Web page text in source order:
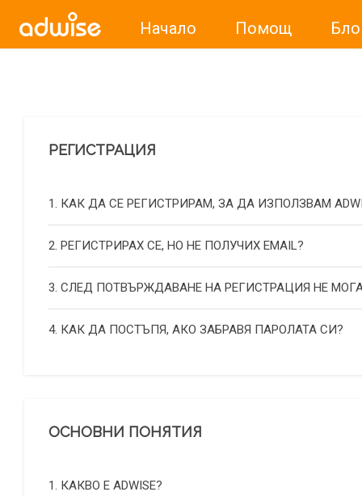
Начало Помощ
РЕГИСТРАЦИЯ
1. КАК ДА СЕ РЕГИСТРИРАМ, ЗА ДА ИЗПОЛЗВАМ
2. РЕГИСТРИРАХ СЕ, НО НЕ ПОЛУЧИХ EMAIL?
3. СЛЕД ПОТВЪРЖДАВАНЕ НА РЕГИСТРАЦИЯ НЕ
4. КАК ДА ПОСТЪПЯ, АКО ЗАБРАВЯ ПАРОЛАТА СИ?
ОСНОВНИ ПОНЯТИЯ
1. КАКВО Е ADWISE?